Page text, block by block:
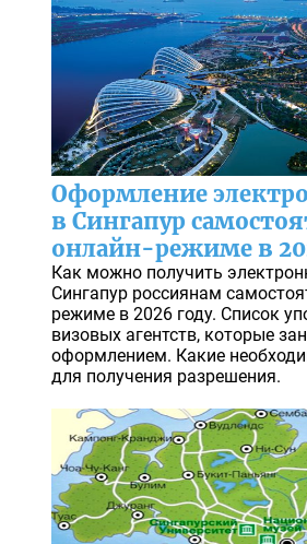
Оформление
в Сингапур
онлайн-режиме в
Как можно получить
Сингапур россиянам
режиме в 2026 году. Список
визовых агентств, которые
оформлением. Какие
для получения разрешения.